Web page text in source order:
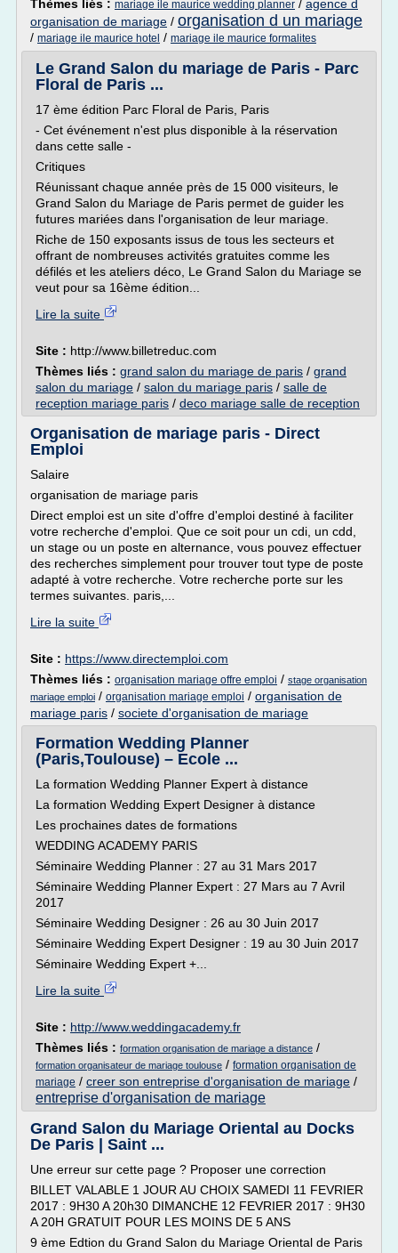
Thèmes liés : mariage ile maurice wedding planner / agence d
organisation de mariage / organisation d un mariage
/ mariage ile maurice hotel / mariage ile maurice formalites
Le Grand Salon du mariage de Paris - Parc
Floral de Paris ...
17 ème édition Parc Floral de Paris, Paris
- Cet événement n'est plus disponible à la réservation
dans cette salle -
Critiques
Réunissant chaque année près de 15 000 visiteurs, le
Grand Salon du Mariage de Paris permet de guider les
futures mariées dans l'organisation de leur mariage.
Riche de 150 exposants issus de tous les secteurs et
offrant de nombreuses activités gratuites comme les
défilés et les ateliers déco, Le Grand Salon du Mariage se
veut pour sa 16ème édition...
Lire la suite
Site : http://www.billetreduc.com
Thèmes liés : grand salon du mariage de paris / grand
salon du mariage / salon du mariage paris / salle de
reception mariage paris / deco mariage salle de reception
Organisation de mariage paris - Direct
Emploi
Salaire
organisation de mariage paris
Direct emploi est un site d'offre d'emploi destiné à faciliter
votre recherche d'emploi. Que ce soit pour un cdi, un cdd,
un stage ou un poste en alternance, vous pouvez effectuer
des recherches simplement pour trouver tout type de poste
adapté à votre recherche. Votre recherche porte sur les
termes suivantes. paris,...
Lire la suite
Site : https://www.directemploi.com
Thèmes liés : organisation mariage offre emploi / stage organisation
mariage emploi / organisation mariage emploi / organisation de
mariage paris / societe d'organisation de mariage
Formation Wedding Planner
(Paris,Toulouse) – Ecole ...
La formation Wedding Planner Expert à distance
La formation Wedding Expert Designer à distance
Les prochaines dates de formations
WEDDING ACADEMY PARIS
Séminaire Wedding Planner : 27 au 31 Mars 2017
Séminaire Wedding Planner Expert : 27 Mars au 7 Avril
2017
Séminaire Wedding Designer : 26 au 30 Juin 2017
Séminaire Wedding Expert Designer : 19 au 30 Juin 2017
Séminaire Wedding Expert +...
Lire la suite
Site : http://www.weddingacademy.fr
Thèmes liés : formation organisation de mariage a distance /
formation organisateur de mariage toulouse / formation organisation de
mariage / creer son entreprise d'organisation de mariage /
entreprise d'organisation de mariage
Grand Salon du Mariage Oriental au Docks
De Paris | Saint ...
Une erreur sur cette page ? Proposer une correction
BILLET VALABLE 1 JOUR AU CHOIX SAMEDI 11 FEVRIER
2017 : 9H30 A 20h30 DIMANCHE 12 FEVRIER 2017 : 9H30
A 20H GRATUIT POUR LES MOINS DE 5 ANS
9 ème Edtion du Grand Salon du Mariage Oriental de Paris